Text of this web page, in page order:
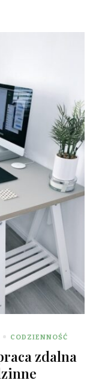
CODZIENNOŚĆ
zdalna